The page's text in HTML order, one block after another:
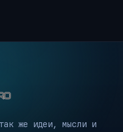
же идеи, мысли и